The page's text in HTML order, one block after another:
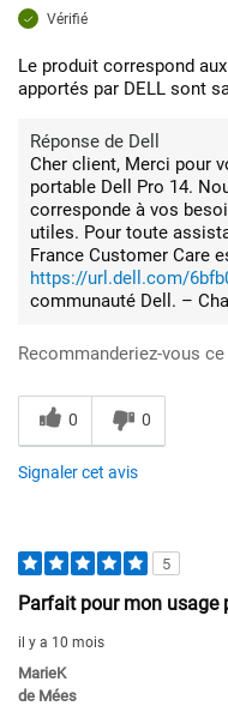
Vérifié
Le produit correspond
apportés par DELL sont
Réponse de Dell
Cher client, Merci pour
portable Dell Pro 14.
corresponde à vos
utiles. Pour toute
France Customer Care
https://url.dell.com/
communauté Dell. –
Recommanderiez-vous
0 0
Signaler cet avis
5
Parfait pour mon usage
il y a 10 mois
MarieK
de Mées